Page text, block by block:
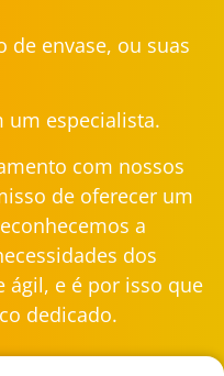
de envase, ou suas
um especialista.
com nossos
de oferecer um
a
dos
ágil, e é por isso que
dedicado.